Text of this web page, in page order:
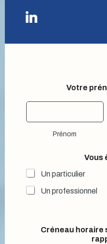
Votre
Prénom
Vous
Un particulier
Un professionnel
Créneau horaire